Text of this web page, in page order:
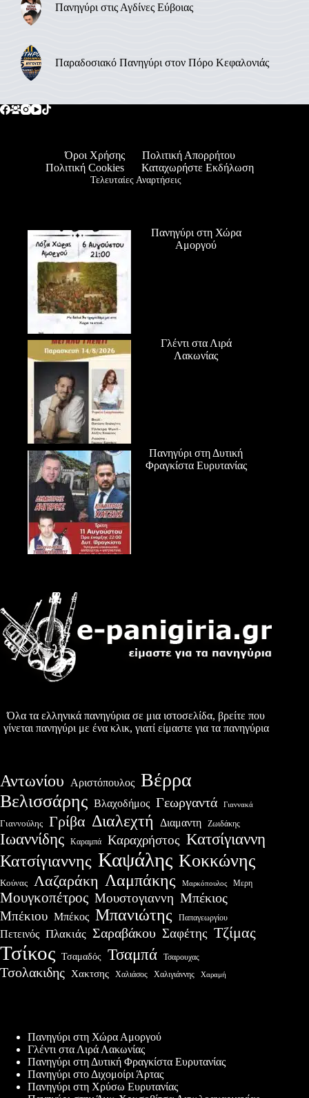
Πανηγύρι στις Αγδίνες Εύβοιας
Παραδοσιακό Πανηγύρι στον Πόρο Κεφαλονιάς
Όροι Χρήσης
Πολιτική Απορρήτου
Πολιτική Cookies
Καταχωρήστε Εκδήλωση
Τελευταίες Αναρτήσεις
Πανηγύρι στη Χώρα
Αμοργού
Γλέντι στα Λιρά
Λακωνίας
Πανηγύρι στη Δυτική
Φραγκίστα Ευρυτανίας
Όλα τα ελληνικά πανηγύρια σε μια ιστοσελίδα, βρείτε που
γίνεται πανηγύρι με ένα κλικ, γιατί είμαστε για τα πανηγύρια
Αντωνίου Αριστόπουλος Βέρρα
Βελισσάρης Βλαχοδήμος Γεωργαντά Γιαννακά
Γιαννούλης Γρίβα Διαλεχτή Διαμαντη Ζωιδάκης
Ιωαννίδης Καραμπά Καραχρήστος Κατσίγιαννη
Κατσίγιαννης Καψάλης Κοκκώνης
Κούνας Λαζαράκη Λαμπάκης Μαρκόπουλος Μερη
Μουγκοπέτρος Μουστογιαννη Μπέκιος
Μπέκιου Μπέκος Μπανιώτης Παπαγεωργίου
Πετεινός Πλακιάς Σαραβάκου Σαφέτης Τζίμας
Τσίκος Τσαμαδός Τσαμπά Τσαρουχας
Τσολακιδης Χακτσης Χαλιάσος Χαλιγιάννης Χαραμή
Πανηγύρι στη Χώρα Αμοργού
Γλέντι στα Λιρά Λακωνίας
Πανηγύρι στη Δυτική Φραγκίστα Ευρυτανίας
Πανηγύρι στο Διχομοίρι Άρτας
Πανηγύρι στη Χρύσω Ευρυτανίας